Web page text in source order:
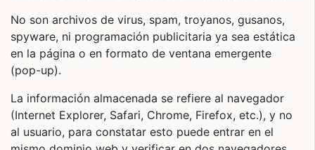
No son archivos de virus, spam, troyanos, gusanos,
spyware, ni programación publicitaria ya sea estática
en la página o en formato de ventana emergente
(pop-up).
La información almacenada se refiere al navegador
(Internet Explorer, Safari, Chrome, Firefox, etc.), y no
al usuario, para constatar esto puede entrar en el